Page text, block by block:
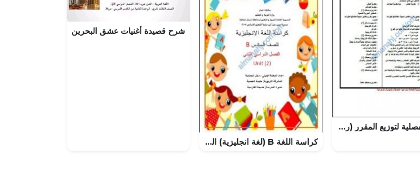
الخطة الفصلية لتوزيع المقرر (رياضيات) العاشر
كراسة اللغة B (لغة انجليزية) السادس
شرح قصيدة أغنيات عشق البحرين